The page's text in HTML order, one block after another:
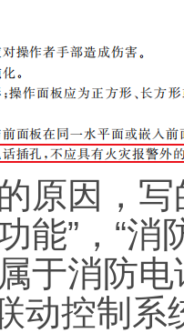
因，写
能”，“消
于消防
动控制系